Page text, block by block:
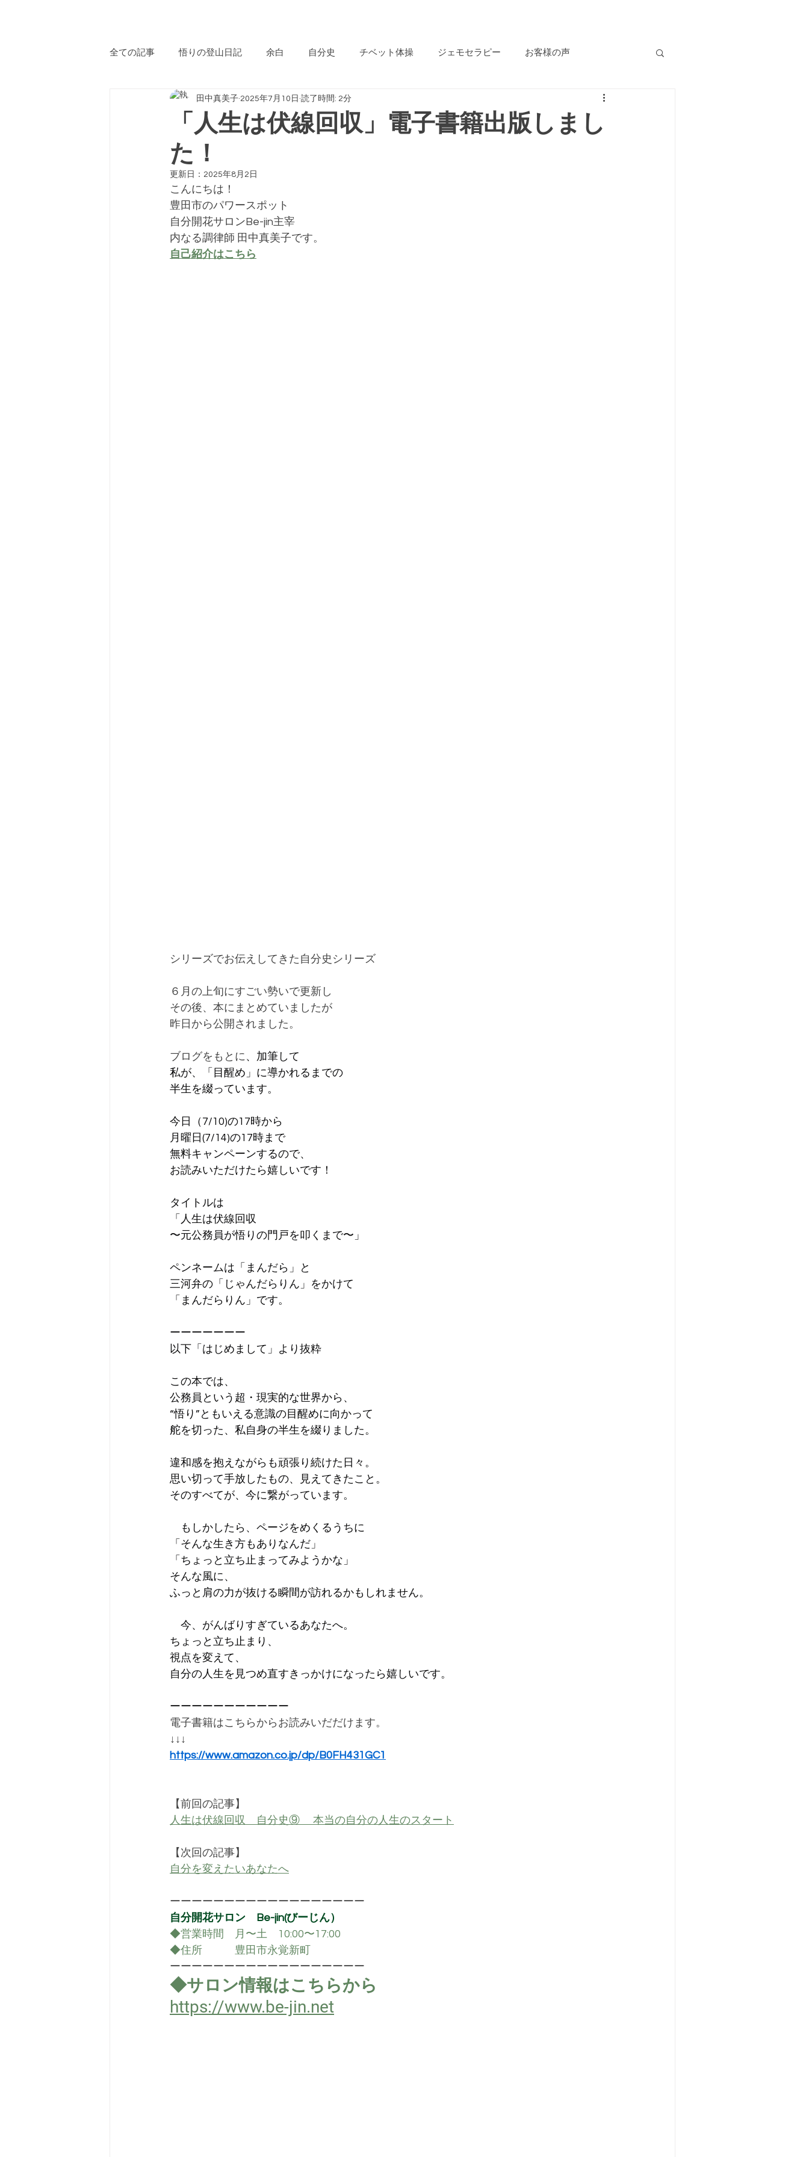
全ての記事 悟りの登山日記 余白 自分史 チベット体操 ジェモセラピー お客様の声
サロンからのお知らせ おすすめジェモ ごあいさつ
オープンサロン
サロン→カフェへ
ボディートーク Be-jinメソッド
「人生は伏線回収」電子書籍出版しまし
た！
田中真美子 2025年7月10日 読了時間: 2分
更新日： 2025年8月2日
こんにちは！
豊田市のパワースポット
自分開花サロンBe-jin主宰
内なる調律師 田中真美子です。
自己紹介はこちら
シリーズでお伝えしてきた自分史シリーズ
６月の上旬にすごい勢いで更新し
その後、本にまとめていましたが
昨日から公開されました。
ブログをもとに、加筆して
私が、「目醒め」に導かれるまでの
半生を綴っています。
今日（7/10)の17時から
月曜日(7/14)の17時まで
無料キャンペーンするので、
お読みいただけたら嬉しいです！
タイトルは
「人生は伏線回収
〜元公務員が悟りの門戸を叩くまで〜」
ペンネームは「まんだら」と
三河弁の「じゃんだらりん」をかけて
「まんだらりん」です。
ーーーーーーー
以下「はじめまして」より抜粋
この本では、
公務員という超・現実的な世界から、
“悟り”ともいえる意識の目醒めに向かって
舵を切った、私自身の半生を綴りました。
違和感を抱えながらも頑張り続けた日々。
思い切って手放したもの、見えてきたこと。
そのすべてが、今に繋がっています。
もしかしたら、ページをめくるうちに
「そんな生き方もありなんだ」
「ちょっと立ち止まってみようかな」
そんな風に、
ふっと肩の力が抜ける瞬間が訪れるかもしれません。
今、がんばりすぎているあなたへ。
ちょっと立ち止まり、
視点を変えて、
自分の人生を見つめ直すきっかけになったら嬉しいです。
ーーーーーーーーーーー
電子書籍はこちらからお読みいだだけます。
↓↓↓
https://www.amazon.co.jp/dp/B0FH431GC1
【前回の記事】
人生は伏線回収　自分史⑨ 　本当の自分の人生のスタート
【次回の記事】
自分を変えたいあなたへ
ーーーーーーーーーーーーーーーーーー
自分開花サロン　Be-jin(びーじん）
◆営業時間　月〜土　10:00〜17:00
◆住所　　　豊田市永覚新町
ーーーーーーーーーーーーーーーーーー
◆サロン情報はこちらから
https://www.be-jin.net